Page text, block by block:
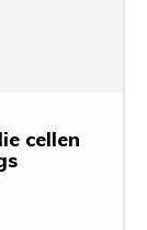
cellen